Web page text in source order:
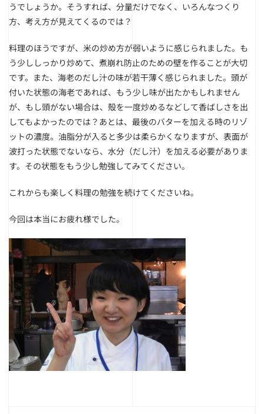
うでしょうか。そうすれば、分量だけでなく、いろんなつくり
方、考え方が見えてくるのでは？
料理のほうですが、米の炒め方が弱いように感じられました。も
う少ししっかり炒めて、煮崩れ防止のための壁を作ることが大切
です。また、海老のだし汁の味が若干薄く感じられました。頭が
付いた状態の海老であれば、もう少し味が出たかもしれません
が、もし頭がない場合は、殻を一度炒めるなどして香ばしさを出
してもよかったのでは？あとは、最後のバターを加える時のリゾ
ットの濃度。油脂分が入ると多少は柔らかくなりますが、表面が
波打った状態でないなら、水分（だし汁）を加える必要がありま
す。その状態をもう少し勉強してみてください。
これからも楽しく料理の勉強を続けてくださいね。
今回は本当にお疲れ様でした。